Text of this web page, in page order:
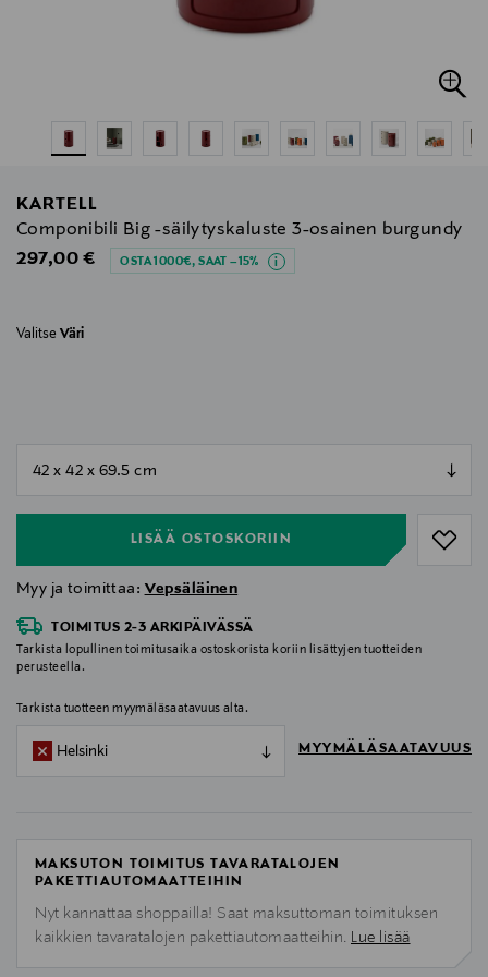
KARTELL
Componibili Big -säilytyskaluste 3-osainen burgundy
Original Price
297,00 € OSTA 1000€, SAAT –15%
Valitse Väri
LISÄÄ OSTOSKORIIN
Myy ja toimittaa: Vepsäläinen
TOIMITUS 2-3 ARKIPÄIVÄSSÄ
Tarkista lopullinen toimitusaika ostoskorista koriin lisättyjen tuotteiden
perusteella.
Tarkista tuotteen myymäläsaatavuus alta.
Helsinki MYYMÄLÄSAATAVUUS
MAKSUTON TOIMITUS TAVARATALOJEN
PAKETTIAUTOMAATTEIHIN
Nyt kannattaa shoppailla! Saat maksuttoman toimituksen
kaikkien tavaratalojen pakettiautomaatteihin. Lue lisää